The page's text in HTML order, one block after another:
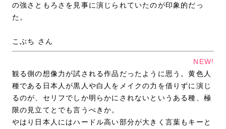
の強さともろさを見事に演じられていたのが印象的だっ
た。
こぶち さん
NEW!
観る側の想像力が試される作品だったように思う。黄色人
種である日本人が黒人や白人をメイクの力を借りずに演じ
るのが、セリフでしか明らかにされないというある種、極
限の見立てとでも言うべきか。
やはり日本人にはハードル高い部分が大きく言葉もキーと